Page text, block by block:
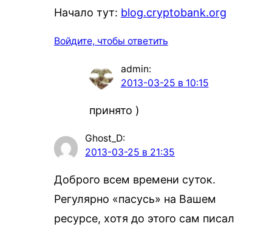
Начало тут: blog.cryptobank.org
Войдите, чтобы ответить
admin:
2013-03-25 в 10:15
принято )
Ghost_D:
2013-03-25 в 21:35
Доброго всем времени суток.
Регулярно «пасусь» на Вашем
ресурсе, хотя до этого сам писал